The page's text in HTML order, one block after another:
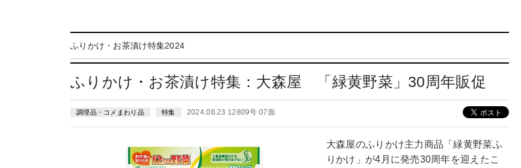
ふりかけ・お茶漬け特集2024
ふりかけ・お茶漬け特集：大森屋 「緑黄野菜」30周年販促
調理品・コメまわり品 特集 2024.08.23 12809号 07面
大森屋のふりかけ主力商品「緑黄野菜ふ
りかけ」が4月に発売30周年を迎えたこ